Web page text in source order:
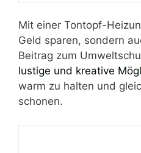
Mit einer Tontopf-
Geld sparen, sondern
Beitrag zum
lustige und kreative
warm zu halten und
schonen.